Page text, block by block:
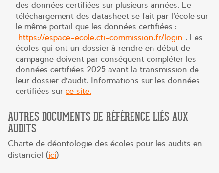
des données certifiées sur plusieurs années. Le
téléchargement des datasheet se fait par l’école sur
le même portail que les données certifiées :
https://espace-ecole.cti-commission.fr/login . Les
écoles qui ont un dossier à rendre en début de
campagne doivent par conséquent compléter les
données certifiées 2025 avant la transmission de
leur dossier d’audit. Informations sur les données
certifiées sur ce site.
AUTRES DOCUMENTS DE RÉFÉRENCE LIÉS AUX
AUDITS
Charte de déontologie des écoles pour les audits en
distanciel (ici)